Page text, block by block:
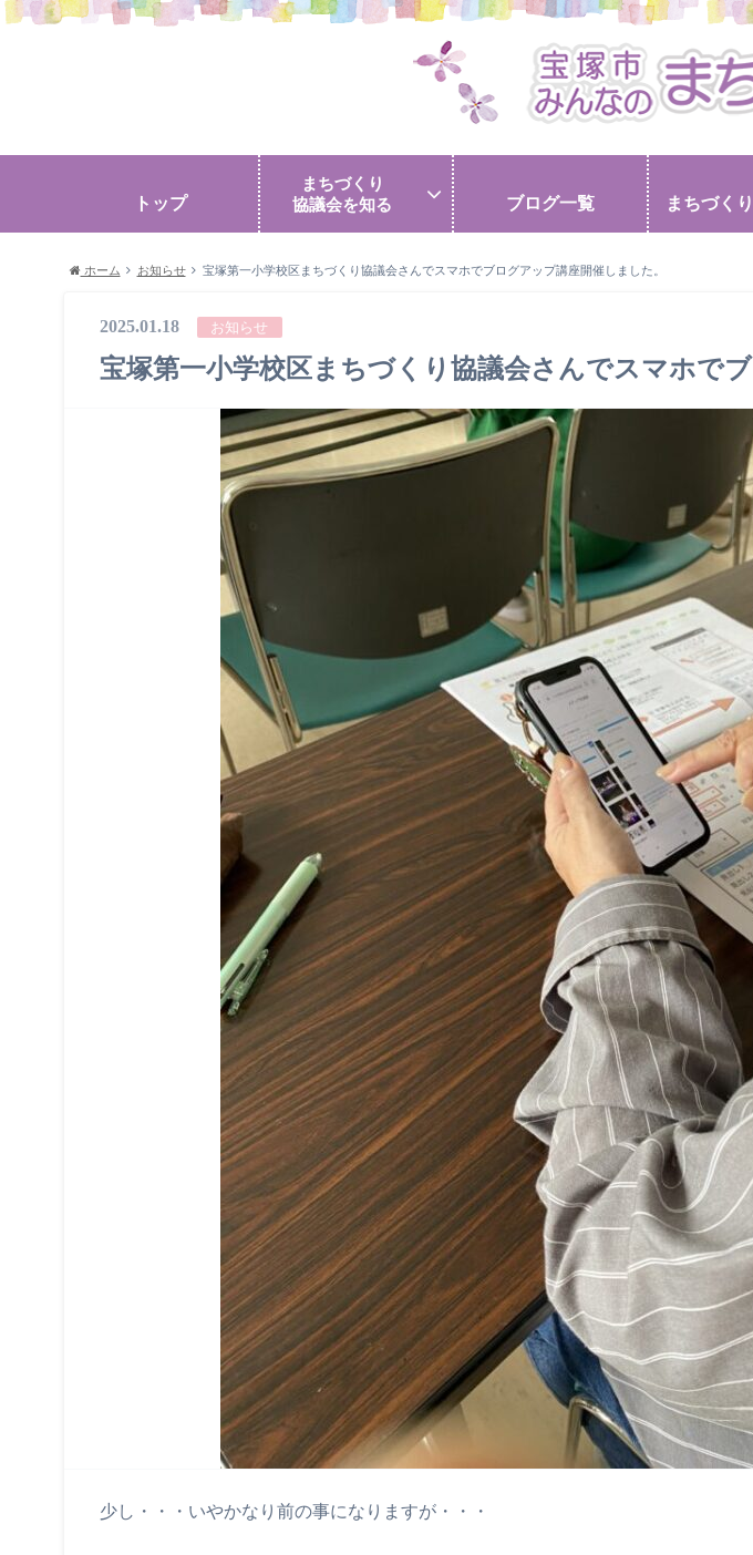
トップ
まちづくり
協議会を知る
ブログ一覧 まちづく
ホーム お知らせ 宝塚第一小学校区まちづくり協議会さんでスマホでブログアップ講座開催しました。
2025.01.18 お知らせ
宝塚第一小学校区まちづくり協議会さんでスマホで
少し・・・いやかなり前の事になりますが・・・